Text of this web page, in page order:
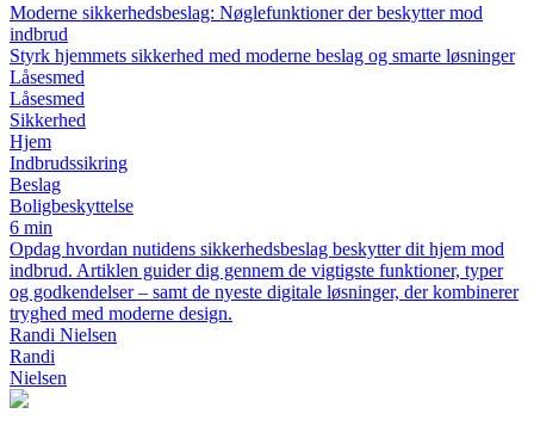
Moderne sikkerhedsbeslag: Nøglefunktioner der beskytter mod
indbrud
Styrk hjemmets sikkerhed med moderne beslag og smarte løsninger
Låsesmed
Låsesmed
Sikkerhed
Hjem
Indbrudssikring
Beslag
Boligbeskyttelse
6 min
Opdag hvordan nutidens sikkerhedsbeslag beskytter dit hjem mod
indbrud. Artiklen guider dig gennem de vigtigste funktioner, typer
og godkendelser – samt de nyeste digitale løsninger, der kombinerer
tryghed med moderne design.
Randi Nielsen
Randi
Nielsen